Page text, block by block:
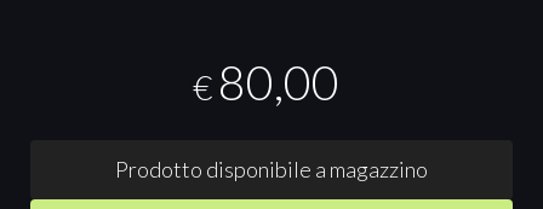
€ 80,00
Prodotto disponibile a magazzino